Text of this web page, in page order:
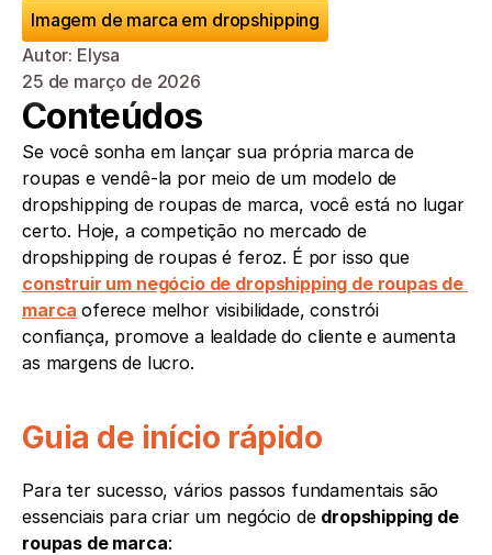
Imagem de marca em dropshipping
Autor: Elysa
25 de março de 2026
Conteúdos
Se você sonha em lançar sua própria marca de
roupas e vendê-la por meio de um modelo de
dropshipping de roupas de marca, você está no lugar
certo. Hoje, a competição no mercado de
dropshipping de roupas é feroz. É por isso que
construir um negócio de dropshipping de roupas de
marca oferece melhor visibilidade, constrói
confiança, promove a lealdade do cliente e aumenta
as margens de lucro.
Guia de início rápido
Para ter sucesso, vários passos fundamentais são
essenciais para criar um negócio de dropshipping de
roupas de marca: